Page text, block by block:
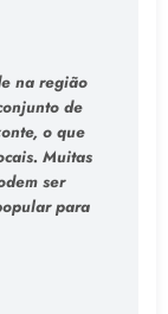
na região
de
o que
Muitas
ser
para